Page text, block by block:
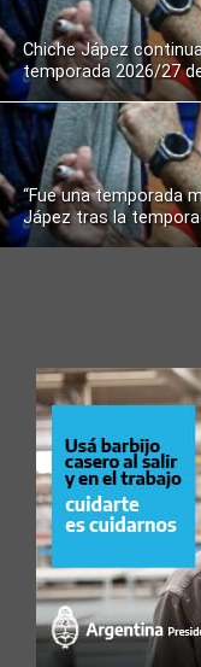
Chiche Jápez
temporada 2026/27
“Fue una temporada
Jápez tras la